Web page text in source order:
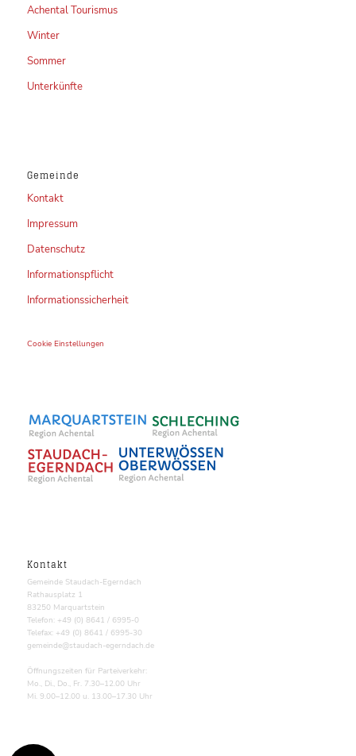
Achental Tourismus
Winter
Sommer
Unterkünfte
Gemeinde
Kontakt
Impressum
Datenschutz
Informationspflicht
Informationssicherheit
Cookie Einstellungen
Kontakt
Gemeinde Staudach-Egerndach
Rathausplatz 1
83250 Marquartstein
Telefon: +49 (0) 8641 / 6995-0
Telefax: +49 (0) 8641 / 6995-30
gemeinde@staudach-egerndach.de
Öffnungszeiten für Parteiverkehr:
Mo., Di., Do., Fr. 7.30–12.00 Uhr
Mi. 9.00–12.00 u. 13.00–17.30 Uhr